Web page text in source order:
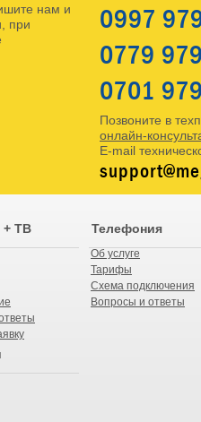
нам и
при
0997
0779
0701
Позвоните в
онлайн-
E-mail
+ ТВ Телефония
Об услуге
Тарифы
Схема подключения
Вопросы и ответы